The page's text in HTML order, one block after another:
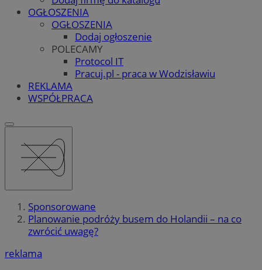
OGŁOSZENIA
OGŁOSZENIA
Dodaj ogłoszenie
POLECAMY
Protocol IT
Pracuj.pl - praca w Wodzisławiu
REKLAMA
WSPÓŁPRACA
Sponsorowane
Planowanie podróży busem do Holandii – na co
zwrócić uwagę?
reklama